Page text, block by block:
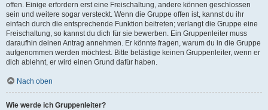
offen. Einige erfordern erst eine Freischaltung, andere können geschlossen
sein und weitere sogar versteckt. Wenn die Gruppe offen ist, kannst du ihr
einfach durch die entsprechende Funktion beitreten; verlangt die Gruppe eine
Freischaltung, so kannst du dich für sie bewerben. Ein Gruppenleiter muss
daraufhin deinen Antrag annehmen. Er könnte fragen, warum du in die Gruppe
aufgenommen werden möchtest. Bitte belästige keinen Gruppenleiter, wenn er
dich ablehnt, er wird einen Grund dafür haben.
Nach oben
Wie werde ich Gruppenleiter?